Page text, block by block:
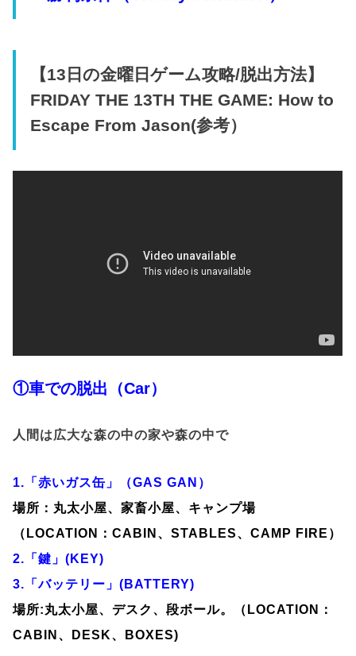
【13日の金曜日ゲーム攻略/脱出方法】
FRIDAY THE 13TH THE GAME: How to
Escape From Jason(参考）
①車での脱出（Car）
人間は広大な森の中の家や森の中で
1.「赤いガス缶」（GAS GAN）
場所：丸太小屋、家畜小屋、キャンプ場
（LOCATION：CABIN、STABLES、CAMP FIRE）
2.「鍵」(KEY)
3.「バッテリー」(BATTERY)
場所:丸太小屋、デスク、段ボール。（LOCATION：
CABIN、DESK、BOXES)